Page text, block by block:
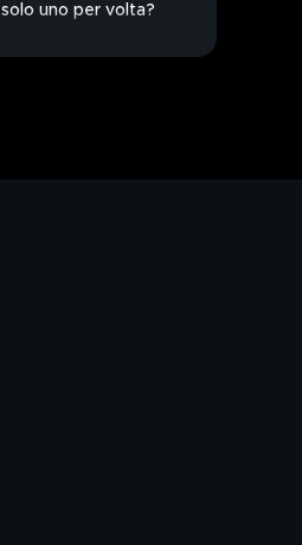
solo uno per volta?